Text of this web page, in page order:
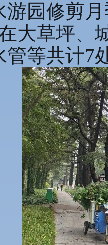
游园修剪
大草坪、
管等共计7